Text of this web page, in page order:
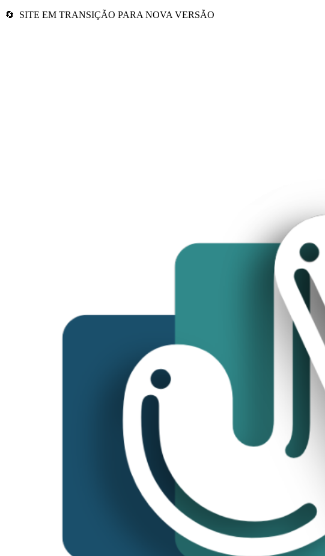
🔄 SITE EM TRANSIÇÃO PARA NOVA VERSÃO